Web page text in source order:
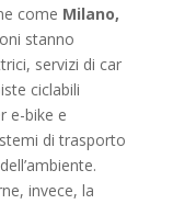
come Milano,
stanno
servizi di car
ciclabili
e-bike e
di trasporto
invece, la